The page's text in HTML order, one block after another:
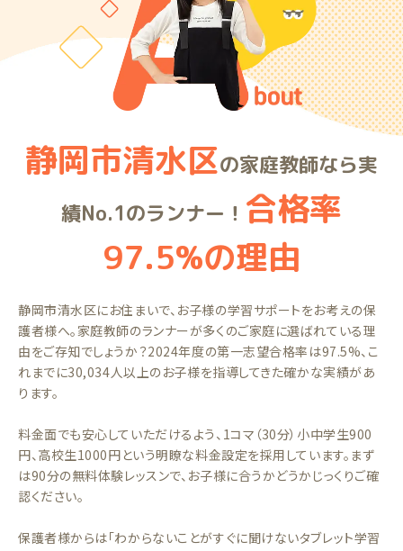
静岡市清水区の家庭教師なら実
績No.1のランナー！ 合格率
97.5%の理由
静岡市清水区にお住まいで、お子様の学習サポートをお考えの保
護者様へ。家庭教師のランナーが多くのご家庭に選ばれている理
由をご存知でしょうか？2024年度の第一志望合格率は97.5%、こ
れまでに30,034人以上のお子様を指導してきた確かな実績があ
ります。
料金面でも安心していただけるよう、1コマ（30分）小中学生900
円、高校生1000円という明瞭な料金設定を採用しています。まず
は90分の無料体験レッスンで、お子様に合うかどうかじっくりご確
認ください。
保護者様からは「わからないことがすぐに聞けないタブレット学習